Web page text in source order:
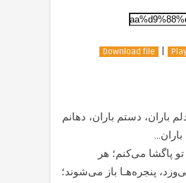
Download file |
باران، دستم باران، دهانم
باران…
تو پاگشا می‌کنم؛ هر
می‌وزد، پنجره‌هـا باز می‌شوند؛